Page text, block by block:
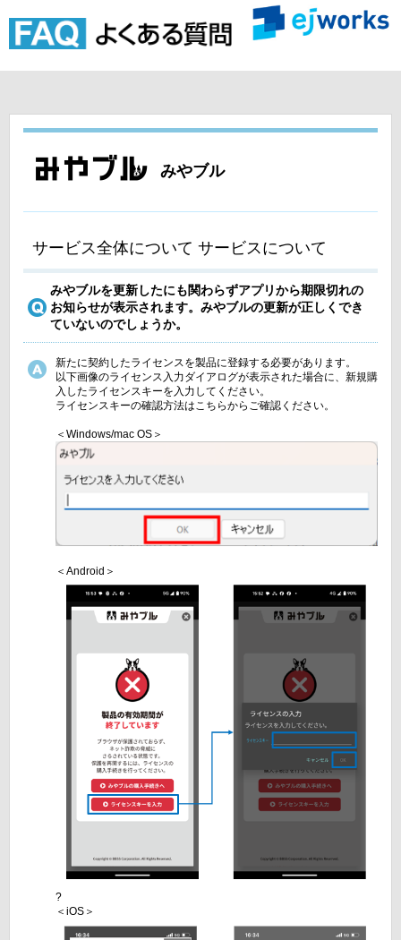
みやブル
サービス全体について サービスについて
みやブルを更新したにも関わらずアプリから期限切れの
お知らせが表示されます。みやブルの更新が正しくでき
ていないのでしょうか。
新たに契約したライセンスを製品に登録する必要があります。
以下画像のライセンス入力ダイアログが表示された場合に、新規購
入したライセンスキーを入力してください。
ライセンスキーの確認方法はこちらからご確認ください。
＜Windows/mac OS＞
＜Android＞
?
＜iOS＞